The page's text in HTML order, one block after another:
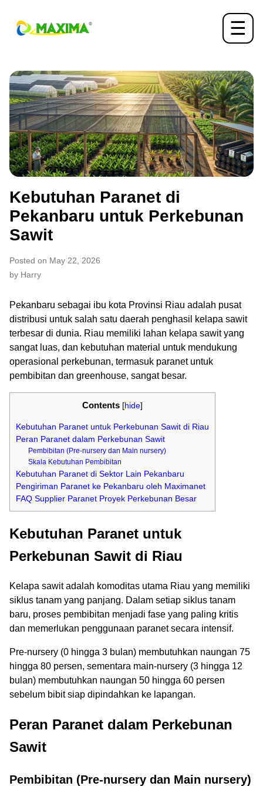
☰
Kebutuhan Paranet di
Pekanbaru untuk Perkebunan
Sawit
Posted on May 22, 2026
by Harry
Pekanbaru sebagai ibu kota Provinsi Riau adalah pusat
distribusi untuk salah satu daerah penghasil kelapa sawit
terbesar di dunia. Riau memiliki lahan kelapa sawit yang
sangat luas, dan kebutuhan material untuk mendukung
operasional perkebunan, termasuk paranet untuk
pembibitan dan greenhouse, sangat besar.
Contents [hide]
Kebutuhan Paranet untuk Perkebunan Sawit di Riau
Peran Paranet dalam Perkebunan Sawit
Pembibitan (Pre-nursery dan Main nursery)
Skala Kebutuhan Pembibitan
Kebutuhan Paranet di Sektor Lain Pekanbaru
Pengiriman Paranet ke Pekanbaru oleh Maximanet
FAQ Supplier Paranet Proyek Perkebunan Besar
Kebutuhan Paranet untuk
Perkebunan Sawit di Riau
Kelapa sawit adalah komoditas utama Riau yang memiliki
siklus tanam yang panjang. Dalam setiap siklus tanam
baru, proses pembibitan menjadi fase yang paling kritis
dan memerlukan penggunaan paranet secara intensif.
Pre-nursery (0 hingga 3 bulan) membutuhkan naungan 75
hingga 80 persen, sementara main-nursery (3 hingga 12
bulan) membutuhkan naungan 50 hingga 60 persen
sebelum bibit siap dipindahkan ke lapangan.
Peran Paranet dalam Perkebunan
Sawit
Pembibitan (Pre-nursery dan Main nursery)